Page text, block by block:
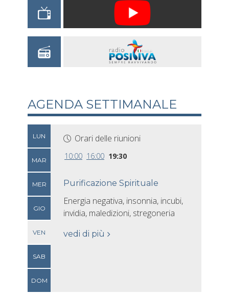
AGENDA SETTIMANALE
LUN
MAR
MER
GIO
VEN
SAB
DOM
Orari delle riunioni
10:00 16:00 19:30
Purificazione Spirituale
Energia negativa, insonnia, incubi,
invidia, maledizioni, stregoneria
vedi di più